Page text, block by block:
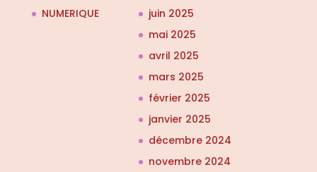
NUMERIQUE
juin 2025
mai 2025
avril 2025
mars 2025
février 2025
janvier 2025
décembre 2024
novembre 2024